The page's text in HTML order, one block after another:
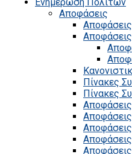
Αποφάσεις
Πίνακες
Πίνακες